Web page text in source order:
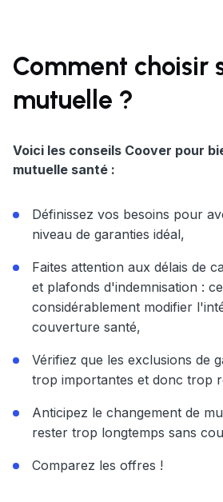
Comment choisir
mutuelle ?
Voici les conseils Coover pour
mutuelle santé :
Définissez vos besoins pour
niveau de garanties idéal,
Faites attention aux délais de
et plafonds d'indemnisation :
considérablement modifier
couverture santé,
Vérifiez que les exclusions de
trop importantes et donc trop
Anticipez le changement de
rester trop longtemps sans
Comparez les offres !